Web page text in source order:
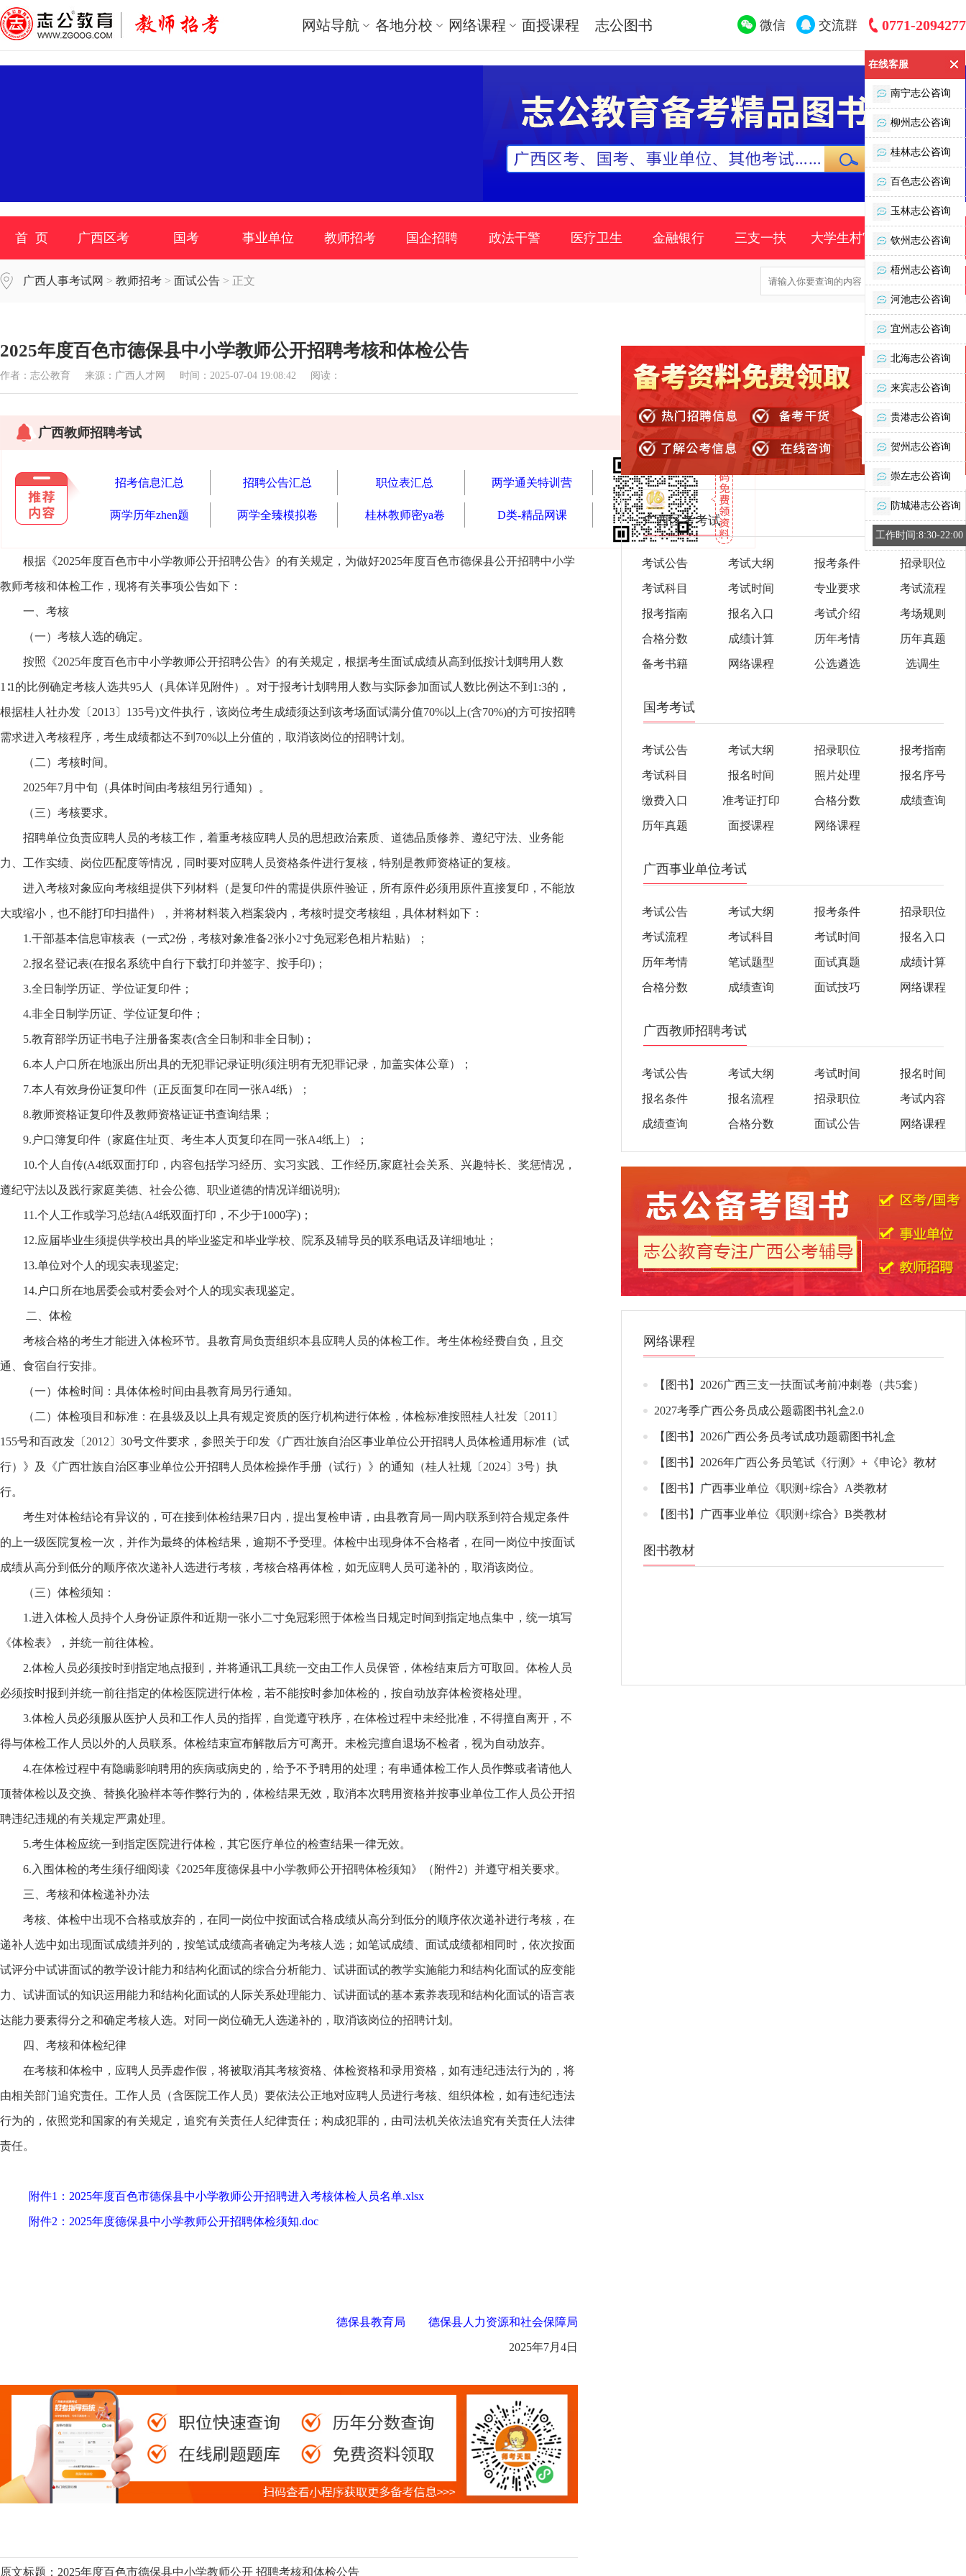
网站导航 各地分校 网络课程 面授课程 志公图书 微信 交流群 0771-2094277
首 页 广西区考 国考 事业单位 教师招考 国企招聘 政法干警 医疗卫生 金融银行 三支一扶 大学生村官 时事政策
广西人事考试网 > 教师招考 > 面试公告 > 正文
2025年度百色市德保县中小学教师公开招聘考核和体检公告
作者：志公教育 来源：广西人才网 时间：2025-07-04 19:08:42 阅读：
广西教师招聘考试
招考信息汇总 招聘公告汇总 职位表汇总 两学通关特训营
两学历年zhen题 两学全臻模拟卷 桂林教师密ya卷 D类-精品网课
根据《2025年度百色市中小学教师公开招聘公告》的有关规定，为做好2025年度百色市德保县公开招聘中小学
教师考核和体检工作，现将有关事项公告如下：
一、考核
（一）考核人选的确定。
按照《2025年度百色市中小学教师公开招聘公告》的有关规定，根据考生面试成绩从高到低按计划聘用人数
1∶1的比例确定考核人选共95人（具体详见附件）。对于报考计划聘用人数与实际参加面试人数比例达不到1:3的，
根据桂人社办发〔2013〕135号)文件执行，该岗位考生成绩须达到该考场面试满分值70%以上(含70%)的方可按招聘
需求进入考核程序，考生成绩都达不到70%以上分值的，取消该岗位的招聘计划。
（二）考核时间。
2025年7月中旬（具体时间由考核组另行通知）。
（三）考核要求。
招聘单位负责应聘人员的考核工作，着重考核应聘人员的思想政治素质、道德品质修养、遵纪守法、业务能
力、工作实绩、岗位匹配度等情况，同时要对应聘人员资格条件进行复核，特别是教师资格证的复核。
进入考核对象应向考核组提供下列材料（是复印件的需提供原件验证，所有原件必须用原件直接复印，不能放
大或缩小，也不能打印扫描件），并将材料装入档案袋内，考核时提交考核组，具体材料如下：
1.干部基本信息审核表（一式2份，考核对象准备2张小2寸免冠彩色相片粘贴）；
2.报名登记表(在报名系统中自行下载打印并签字、按手印)；
3.全日制学历证、学位证复印件；
4.非全日制学历证、学位证复印件；
5.教育部学历证书电子注册备案表(含全日制和非全日制)；
6.本人户口所在地派出所出具的无犯罪记录证明(须注明有无犯罪记录，加盖实体公章）；
7.本人有效身份证复印件（正反面复印在同一张A4纸）；
8.教师资格证复印件及教师资格证证书查询结果；
9.户口簿复印件（家庭住址页、考生本人页复印在同一张A4纸上）；
10.个人自传(A4纸双面打印，内容包括学习经历、实习实践、工作经历,家庭社会关系、兴趣特长、奖惩情况，
遵纪守法以及践行家庭美德、社会公德、职业道德的情况详细说明);
11.个人工作或学习总结(A4纸双面打印，不少于1000字)；
12.应届毕业生须提供学校出具的毕业鉴定和毕业学校、院系及辅导员的联系电话及详细地址；
13.单位对个人的现实表现鉴定;
14.户口所在地居委会或村委会对个人的现实表现鉴定。
二、体检
考核合格的考生才能进入体检环节。县教育局负责组织本县应聘人员的体检工作。考生体检经费自负，且交
通、食宿自行安排。
（一）体检时间：具体体检时间由县教育局另行通知。
（二）体检项目和标准：在县级及以上具有规定资质的医疗机构进行体检，体检标准按照桂人社发〔2011〕
155号和百政发〔2012〕30号文件要求，参照关于印发《广西壮族自治区事业单位公开招聘人员体检通用标准（试
行）》及《广西壮族自治区事业单位公开招聘人员体检操作手册（试行）》的通知（桂人社规〔2024〕3号）执
行。
考生对体检结论有异议的，可在接到体检结果7日内，提出复检申请，由县教育局一周内联系到符合规定条件
的上一级医院复检一次，并作为最终的体检结果，逾期不予受理。体检中出现身体不合格者，在同一岗位中按面试
成绩从高分到低分的顺序依次递补人选进行考核，考核合格再体检，如无应聘人员可递补的，取消该岗位。
（三）体检须知：
1.进入体检人员持个人身份证原件和近期一张小二寸免冠彩照于体检当日规定时间到指定地点集中，统一填写
《体检表》，并统一前往体检。
2.体检人员必须按时到指定地点报到，并将通讯工具统一交由工作人员保管，体检结束后方可取回。体检人员
必须按时报到并统一前往指定的体检医院进行体检，若不能按时参加体检的，按自动放弃体检资格处理。
3.体检人员必须服从医护人员和工作人员的指挥，自觉遵守秩序，在体检过程中未经批准，不得擅自离开，不
得与体检工作人员以外的人员联系。体检结束宣布解散后方可离开。未检完擅自退场不检者，视为自动放弃。
4.在体检过程中有隐瞒影响聘用的疾病或病史的，给予不予聘用的处理；有串通体检工作人员作弊或者请他人
顶替体检以及交换、替换化验样本等作弊行为的，体检结果无效，取消本次聘用资格并按事业单位工作人员公开招
聘违纪违规的有关规定严肃处理。
5.考生体检应统一到指定医院进行体检，其它医疗单位的检查结果一律无效。
6.入围体检的考生须仔细阅读《2025年度德保县中小学教师公开招聘体检须知》（附件2）并遵守相关要求。
三、考核和体检递补办法
考核、体检中出现不合格或放弃的，在同一岗位中按面试合格成绩从高分到低分的顺序依次递补进行考核，在
递补人选中如出现面试成绩并列的，按笔试成绩高者确定为考核人选；如笔试成绩、面试成绩都相同时，依次按面
试评分中试讲面试的教学设计能力和结构化面试的综合分析能力、试讲面试的教学实施能力和结构化面试的应变能
力、试讲面试的知识运用能力和结构化面试的人际关系处理能力、试讲面试的基本素养表现和结构化面试的语言表
达能力要素得分之和确定考核人选。对同一岗位确无人选递补的，取消该岗位的招聘计划。
四、考核和体检纪律
在考核和体检中，应聘人员弄虚作假，将被取消其考核资格、体检资格和录用资格，如有违纪违法行为的，将
由相关部门追究责任。工作人员（含医院工作人员）要依法公正地对应聘人员进行考核、组织体检，如有违纪违法
行为的，依照党和国家的有关规定，追究有关责任人纪律责任；构成犯罪的，由司法机关依法追究有关责任人法律
责任。
附件1：2025年度百色市德保县中小学教师公开招聘进入考核体检人员名单.xlsx
附件2：2025年度德保县中小学教师公开招聘体检须知.doc
德保县教育局 德保县人力资源和社会保障局
2025年7月4日
原文标题：2025年度百色市德保县中小学教师公开 招聘考核和体检公告
广西区考考试
考试公告 考试大纲 报考条件 招录职位
考试科目 考试时间 专业要求 考试流程
报考指南 报名入口 考试介绍 考场规则
合格分数 成绩计算 历年考情 历年真题
备考书籍 网络课程 公选遴选 选调生
国考考试
考试公告 考试大纲 招录职位 报考指南
考试科目 报名时间 照片处理 报名序号
缴费入口 准考证打印 合格分数 成绩查询
历年真题 面授课程 网络课程
广西事业单位考试
考试公告 考试大纲 报考条件 招录职位
考试流程 考试科目 考试时间 报名入口
历年考情 笔试题型 面试真题 成绩计算
合格分数 成绩查询 面试技巧 网络课程
广西教师招聘考试
考试公告 考试大纲 考试时间 报名时间
报名条件 报名流程 招录职位 考试内容
成绩查询 合格分数 面试公告 网络课程
网络课程
【图书】2026广西三支一扶面试考前冲刺卷（共5套）
2027考季广西公务员成公题霸图书礼盒2.0
【图书】2026广西公务员考试成功题霸图书礼盒
【图书】2026年广西公务员笔试《行测》+《申论》教材
【图书】广西事业单位《职测+综合》A类教材
【图书】广西事业单位《职测+综合》B类教材
图书教材
在线客服
南宁志公咨询
柳州志公咨询
桂林志公咨询
百色志公咨询
玉林志公咨询
钦州志公咨询
梧州志公咨询
河池志公咨询
宜州志公咨询
北海志公咨询
来宾志公咨询
贵港志公咨询
贺州志公咨询
崇左志公咨询
防城港志公咨询
工作时间:8:30-22:00